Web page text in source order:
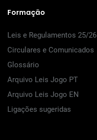
Formação
Leis e Regulamentos 25/26
Circulares e Comunicados
Glossário
Arquivo Leis Jogo PT
Arquivo Leis Jogo EN
Ligações sugeridas